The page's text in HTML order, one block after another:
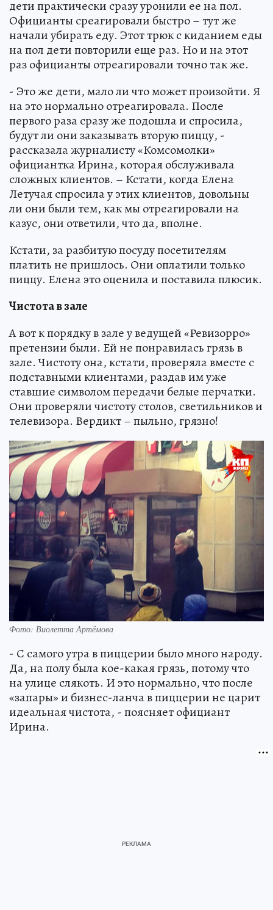
дети практически сразу уронили ее на пол.
Официанты среагировали быстро – тут же
начали убирать еду. Этот трюк с киданием еды
на пол дети повторили еще раз. Но и на этот
раз официанты отреагировали точно так же.
- Это же дети, мало ли что может произойти. Я
на это нормально отреагировала. После
первого раза сразу же подошла и спросила,
будут ли они заказывать вторую пиццу, -
рассказала журналисту «Комсомолки»
официантка Ирина, которая обслуживала
сложных клиентов. – Кстати, когда Елена
Летучая спросила у этих клиентов, довольны
ли они были тем, как мы отреагировали на
казус, они ответили, что да, вполне.
Кстати, за разбитую посуду посетителям
платить не пришлось. Они оплатили только
пиццу. Елена это оценила и поставила плюсик.
Чистота в зале
А вот к порядку в зале у ведущей «Ревизорро»
претензии были. Ей не понравилась грязь в
зале. Чистоту она, кстати, проверяла вместе с
подставными клиентами, раздав им уже
ставшие символом передачи белые перчатки.
Они проверяли чистоту столов, светильников и
телевизора. Вердикт – пыльно, грязно!
Фото: Виолетта Артёмова
- С самого утра в пиццерии было много народу.
Да, на полу была кое-какая грязь, потому что
на улице слякоть. И это нормально, что после
«запары» и бизнес-ланча в пиццерии не царит
идеальная чистота, - поясняет официант
Ирина.